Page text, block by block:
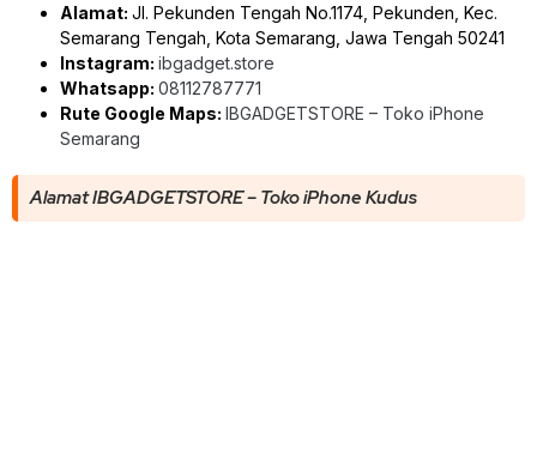
Alamat: Jl. Pekunden Tengah No.1174, Pekunden, Kec.
Semarang Tengah, Kota Semarang, Jawa Tengah 50241
Instagram: ibgadget.store
Whatsapp: 08112787771
Rute Google Maps: IBGADGETSTORE – Toko iPhone
Semarang
Alamat IBGADGETSTORE – Toko iPhone Kudus